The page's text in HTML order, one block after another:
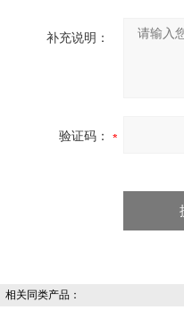
补充说明：
验证码：
相关同类产品：